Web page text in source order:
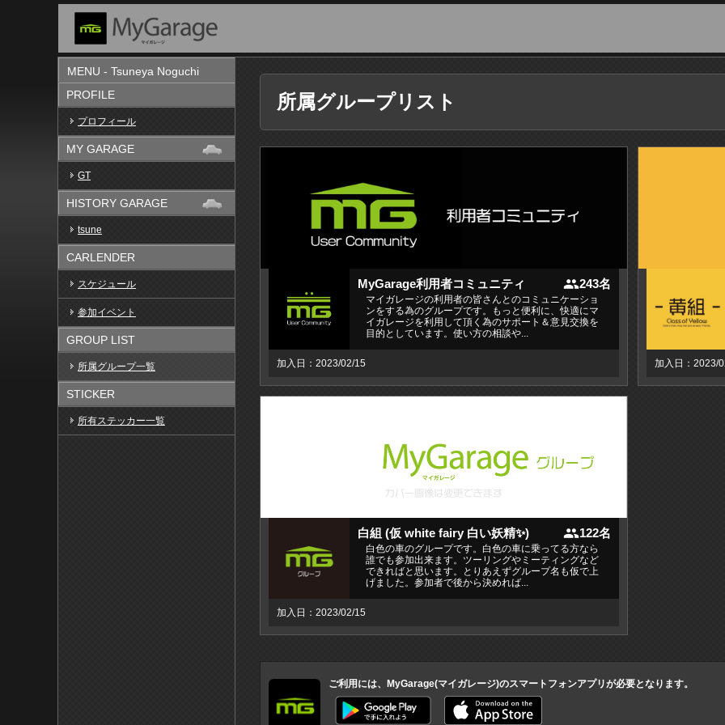
MENU - Tsuneya Noguchi
PROFILE
プロフィール
MY GARAGE
GT
HISTORY GARAGE
tsune
CARLENDER
スケジュール
参加イベント
GROUP LIST
所属グループ一覧
STICKER
所有ステッカー一覧
所属グループリスト
MyGarage利用者コミュニティ people243名
マイガレージの利用者の皆さんとのコミュニケーショ
ンをする為のグループです。もっと便利に、快適にマ
イガレージを利用して頂く為のサポート＆意見交換を
目的としています。使い方の相談や...
加入日：2023/02/15 加入日：2023/
白組 (仮 white fairy 白い妖精✨) people122名
白色の車のグループです。白色の車に乗ってる方なら
誰でも参加出来ます。ツーリングやミーティングなど
できればと思います。とりあえずグループ名も仮で上
げました。参加者で後から決めれば...
加入日：2023/02/15
ご利用には、MyGarage(マイガレージ)のスマートフォンアプリが必要となります。